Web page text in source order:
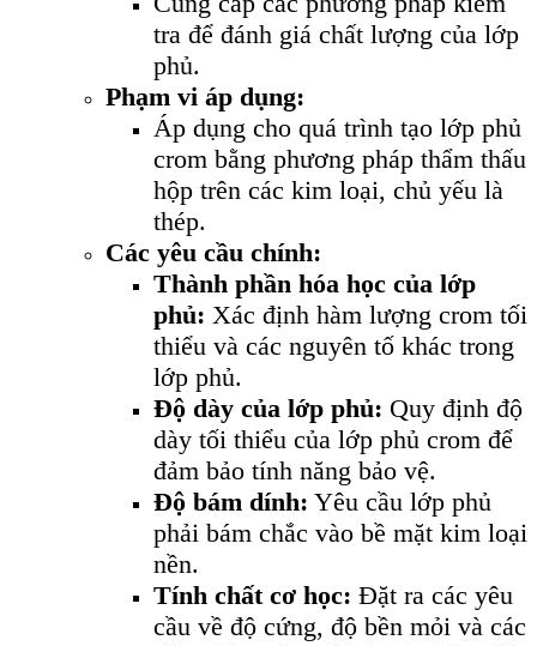
tra để đánh giá chất lượng của lớp
phủ.
Phạm vi áp dụng:
Áp dụng cho quá trình tạo lớp phủ
crom bằng phương pháp thẩm thấu
hộp trên các kim loại, chủ yếu là
thép.
Các yêu cầu chính:
Thành phần hóa học của lớp
phủ: Xác định hàm lượng crom tối
thiểu và các nguyên tố khác trong
lớp phủ.
Độ dày của lớp phủ: Quy định độ
dày tối thiểu của lớp phủ crom để
đảm bảo tính năng bảo vệ.
Độ bám dính: Yêu cầu lớp phủ
phải bám chắc vào bề mặt kim loại
nền.
Tính chất cơ học: Đặt ra các yêu
cầu về độ cứng, độ bền mỏi và các